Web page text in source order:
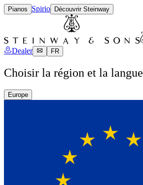
Pianos Spirio Découvrir Steinway
Dealer FR
Choisir la région et la langue
Europe